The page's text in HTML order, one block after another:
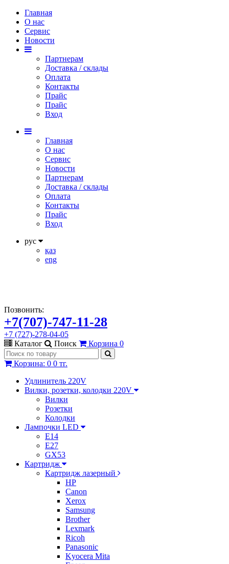
Главная
О нас
Сервис
Новости
Партнерам
Доставка / склады
Оплата
Контакты
Прайс
Прaйс
Вход
Главная
О нас
Сервис
Новости
Партнерам
Доставка / склады
Оплата
Контакты
Прайс
Вход
рус
қаз
eng
Позвонить:
+7(707)-747-11-28
+7 (727)-278-04-05
Каталог
Поиск Корзина 0
Корзина: 0 0 тг.
Удлинитель 220V
Вилки, розетки, колодки 220V
Вилки
Розетки
Колодки
Лампочки LED
E14
E27
GX53
Картридж
Картридж лазерный
HP
Canon
Xerox
Samsung
Brother
Lexmark
Ricoh
Panasonic
Kyocera Mita